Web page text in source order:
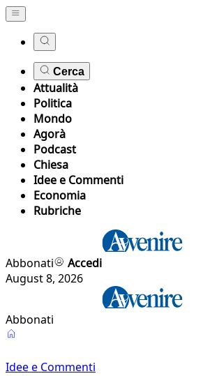
Cerca
Attualità
Politica
Mondo
Agorà
Podcast
Chiesa
Idee e Commenti
Economia
Rubriche
Abbonati
Accedi
August 8, 2026
Abbonati
Idee e Commenti